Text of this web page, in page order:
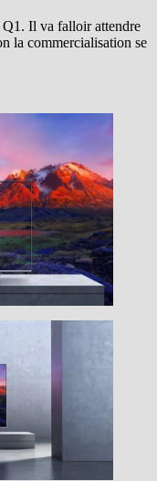
Q1. Il va falloir attendre
la commercialisation se